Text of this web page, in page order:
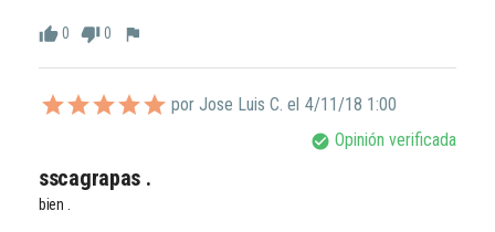
thumb_up0 thumb_down0 flag
por Jose Luis C. el 4/11/18 1:00
check_circle Opinión verificada
sscagrapas .
bien .